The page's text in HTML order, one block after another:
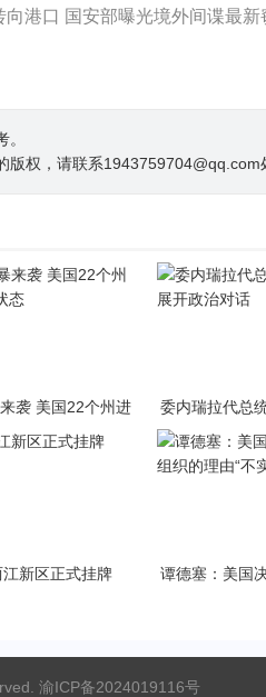
港口 国安部曝光境外间谍最新
版权，请联系1943759704@qq.com
袭 美国22个州进
委内瑞拉代总
江新区正式挂牌
谭德塞：美国
渝ICP备2024019116号